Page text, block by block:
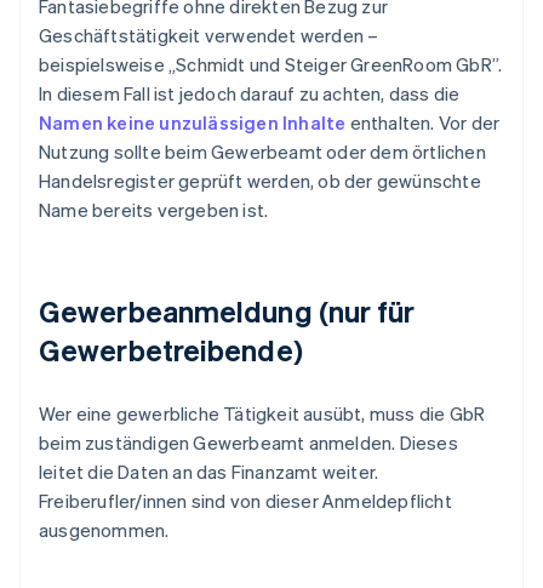
Fantasiebegriffe ohne direkten Bezug zur
Geschäftstätigkeit verwendet werden –
beispielsweise „Schmidt und Steiger GreenRoom GbR”.
In diesem Fall ist jedoch darauf zu achten, dass die
Namen keine unzulässigen Inhalte enthalten. Vor der
Nutzung sollte beim Gewerbeamt oder dem örtlichen
Handelsregister geprüft werden, ob der gewünschte
Name bereits vergeben ist.
Gewerbeanmeldung (nur für
Gewerbetreibende)
Wer eine gewerbliche Tätigkeit ausübt, muss die GbR
beim zuständigen Gewerbeamt anmelden. Dieses
leitet die Daten an das Finanzamt weiter.
Freiberufler/innen sind von dieser Anmeldepflicht
ausgenommen.